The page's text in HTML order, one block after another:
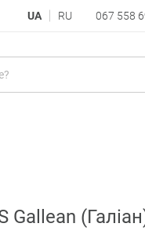
UA RU 067 558
Gallean